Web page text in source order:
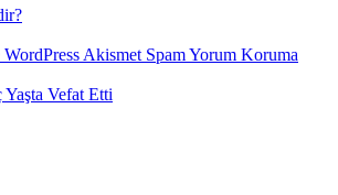
Akismet Spam Yorum Koruma
Yaşta Vefat Etti